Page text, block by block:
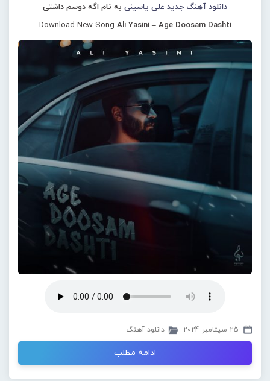
دانلود آهنگ جدید علی یاسینی به نام اگه دوسم داشتی
Download New Song Ali Yasini – Age Doosam Dashti
25 سپتامبر 2024 دانلود آهنگ
ادامه مطلب